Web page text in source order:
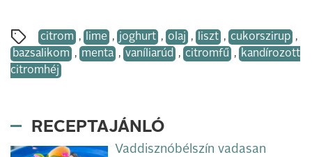
citrom , lime , joghurt , olaj , liszt , cukorszirup ,
bazsalikom , menta , vaníliarúd , citromfű , kandírozott
citromhéj
RECEPTAJÁNLÓ
Vaddisznóbélszín vadasan